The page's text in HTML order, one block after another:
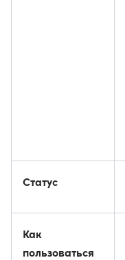
Статус
Как
пользоваться